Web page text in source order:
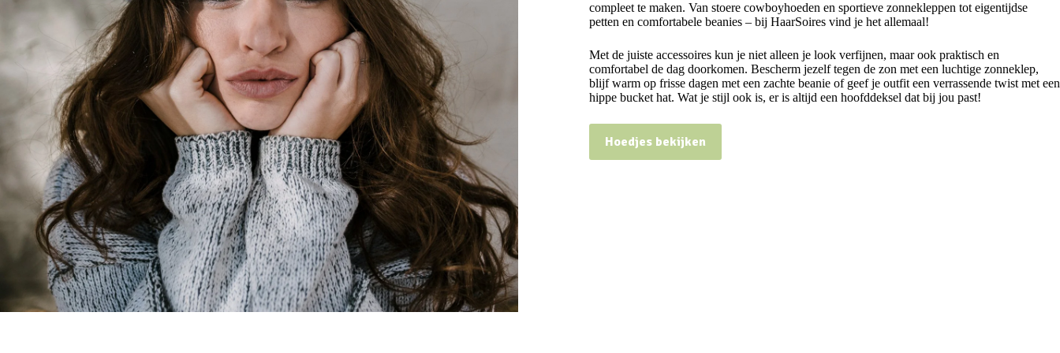
compleet te maken. Van stoere cowboyhoeden en sportieve zonnekleppen tot eigentijdse
petten en comfortabele beanies – bij HaarSoires vind je het allemaal!
Met de juiste accessoires kun je niet alleen je look verfijnen, maar ook praktisch en
comfortabel de dag doorkomen. Bescherm jezelf tegen de zon met een luchtige zonneklep,
blijf warm op frisse dagen met een zachte beanie of geef je outfit een verrassende twist met een
hippe bucket hat. Wat je stijl ook is, er is altijd een hoofddeksel dat bij jou past!
Hoedjes bekijken